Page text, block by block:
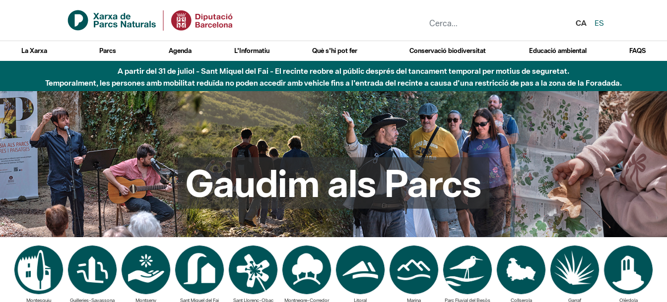
Salta al contingut principal
CA
ES
La Xarxa Parcs Agenda L'Informatiu Què s'hi pot fer Conservació biodiversitat Educació ambiental FAQS
6 d'agost - Parc Fluvial Besòs - Activació de la Fase d'Alerta del Parc Fluvial del Besòs per pluges intenses.
Tancats els accessos al Parc.
Gaudim als Parcs
Montesquiu Guilleries-Savassona Montseny Sant Miquel del Fai Sant Llorenç-Obac Montnegre-Corredor Litoral Marina Parc Fluvial del Besòs Collserola Garraf Olèrdola